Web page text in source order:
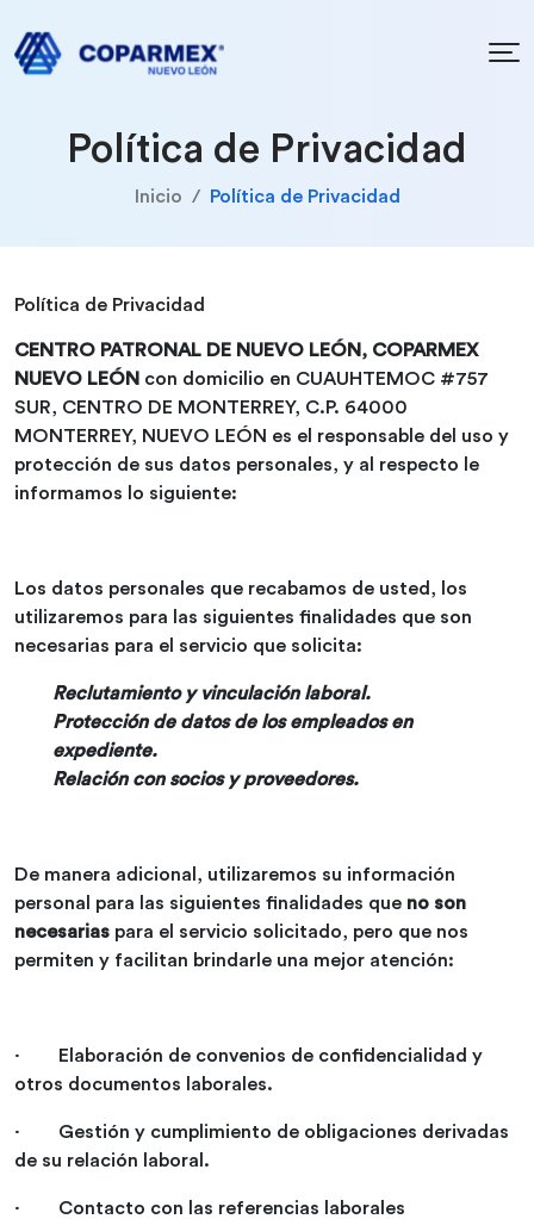
Política de Privacidad
Inicio Política de Privacidad
Política de Privacidad
CENTRO PATRONAL DE NUEVO LEÓN, COPARMEX
NUEVO LEÓN con domicilio en CUAUHTEMOC #757
SUR, CENTRO DE MONTERREY, C.P. 64000
MONTERREY, NUEVO LEÓN es el responsable del uso y
protección de sus datos personales, y al respecto le
informamos lo siguiente:
Los datos personales que recabamos de usted, los
utilizaremos para las siguientes finalidades que son
necesarias para el servicio que solicita:
Reclutamiento y vinculación laboral.
Protección de datos de los empleados en
expediente.
Relación con socios y proveedores.
De manera adicional, utilizaremos su información
personal para las siguientes finalidades que no son
necesarias para el servicio solicitado, pero que nos
permiten y facilitan brindarle una mejor atención:
· Elaboración de convenios de confidencialidad y
otros documentos laborales.
· Gestión y cumplimiento de obligaciones derivadas
de su relación laboral.
· Contacto con las referencias laborales